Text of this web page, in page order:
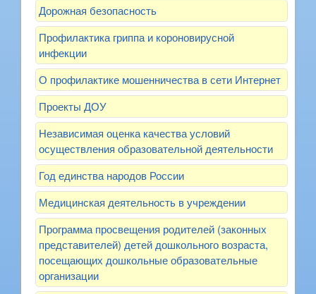
Дорожная безопасность
Профилактика гриппа и короновирусной
инфекции
О профилактике мошенничества в сети Интернет
Проекты ДОУ
Независимая оценка качества условий
осуществления образовательной деятельности
Год единства народов России
Медицинская деятельность в учреждении
Программа просвещения родителей (законных
представителей) детей дошкольного возраста,
посещающих дошкольные образовательные
организации